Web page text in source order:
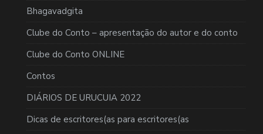
Bhagavadgita
Clube do Conto – apresentação do autor e do conto
Clube do Conto ONLINE
Contos
DIÁRIOS DE URUCUIA 2022
Dicas de escritores(as para escritores(as